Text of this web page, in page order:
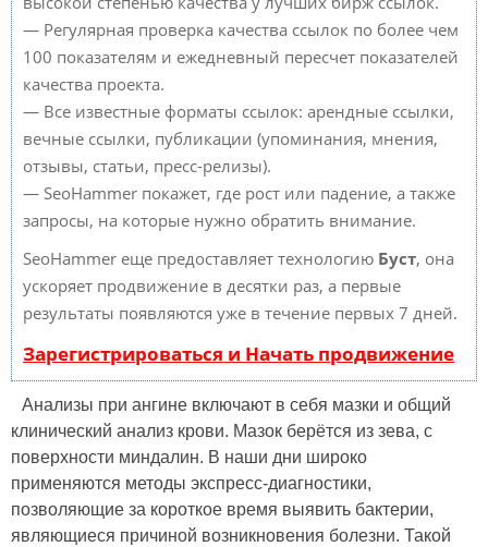
— Регулярная проверка качества ссылок по более чем
100 показателям и ежедневный пересчет показателей
качества проекта.
— Все известные форматы ссылок: арендные ссылки,
вечные ссылки, публикации (упоминания, мнения,
отзывы, статьи, пресс-релизы).
— SeoHammer покажет, где рост или падение, а также
запросы, на которые нужно обратить внимание.
SeoHammer еще предоставляет технологию Буст, она
ускоряет продвижение в десятки раз, а первые
результаты появляются уже в течение первых 7 дней.
Зарегистрироваться и Начать продвижение
Анализы при ангине включают в себя мазки и общий
клинический анализ крови. Мазок берётся из зева, с
поверхности миндалин. В наши дни широко
применяются методы экспресс-диагностики,
позволяющие за короткое время выявить бактерии,
являющиеся причиной возникновения болезни. Такой